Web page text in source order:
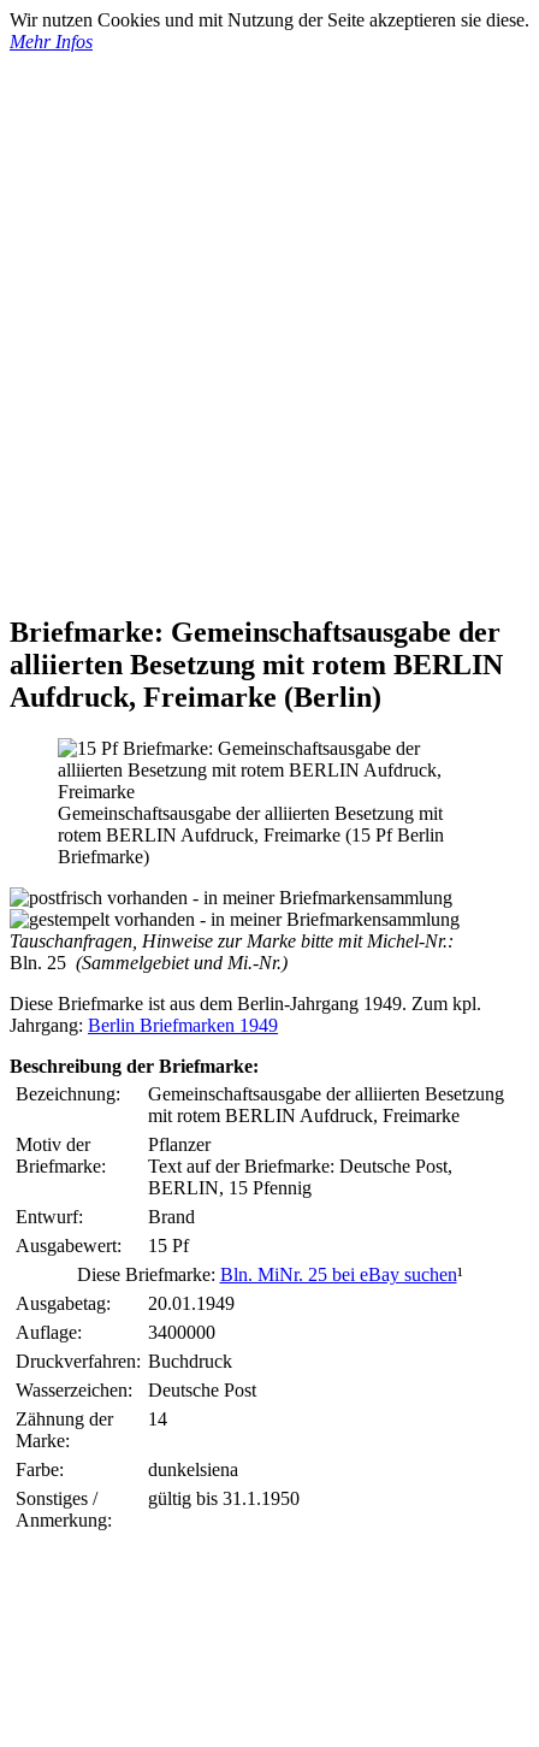
Wir nutzen Cookies und mit Nutzung der Seite akzeptieren sie diese.
Mehr Infos
Briefmarke: Gemeinschaftsausgabe der
alliierten Besetzung mit rotem BERLIN
Aufdruck, Freimarke (Berlin)
Gemeinschaftsausgabe der alliierten Besetzung mit
rotem BERLIN Aufdruck, Freimarke (15 Pf Berlin
Briefmarke)
Tauschanfragen, Hinweise zur Marke bitte mit Michel-Nr.:
Bln. 25 (Sammelgebiet und Mi.-Nr.)
Diese Briefmarke ist aus dem Berlin-Jahrgang 1949. Zum kpl.
Jahrgang: Berlin Briefmarken 1949
Beschreibung der Briefmarke:
Bezeichnung:
Gemeinschaftsausgabe der alliierten Besetzung
mit rotem BERLIN Aufdruck, Freimarke
Motiv der
Briefmarke:
Pflanzer
Text auf der Briefmarke: Deutsche Post,
BERLIN, 15 Pfennig
Entwurf:
Brand
Ausgabewert:
15 Pf
Diese Briefmarke: Bln. MiNr. 25 bei eBay suchen¹
Ausgabetag:
20.01.1949
Auflage:
3400000
Druckverfahren: Buchdruck
Wasserzeichen:
Deutsche Post
Zähnung der
Marke:
14
Farbe:
dunkelsiena
Sonstiges /
Anmerkung:
gültig bis 31.1.1950